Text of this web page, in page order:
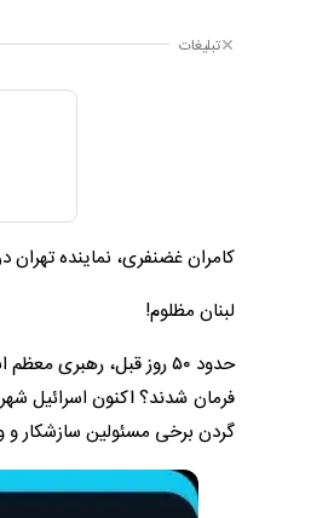
تبلیغات
کامران غضنفری، نماینده
لبنان مظلوم!
حدود ۵۰ روز قبل، رهبری
فرمان شدند؟ اکنون اسرائیل
گردن برخی مسئولین سازشکار و